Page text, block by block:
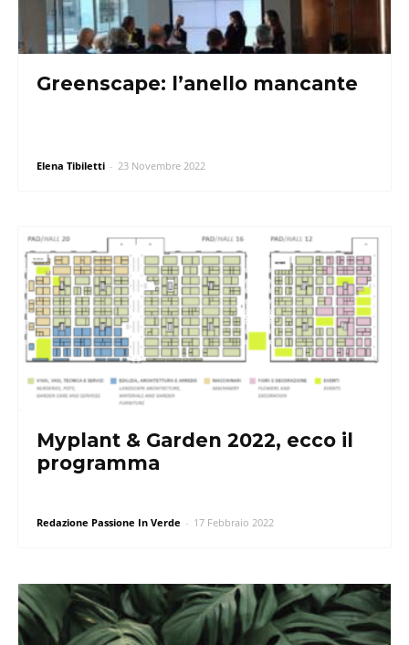
Greenscape: l’anello mancante
Elena Tibiletti - 23 Novembre 2022
Myplant & Garden 2022, ecco il
programma
Redazione Passione In Verde - 17 Febbraio 2022